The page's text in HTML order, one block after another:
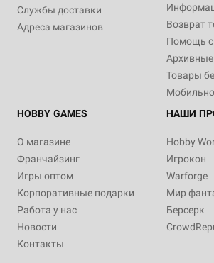
Службы доставки
Адреса магазинов
Возврат
Помощь с
Товары
HOBBY GAMES
О магазине
Франчайзинг
Игры оптом
Корпоративные подарки
Работа у нас
Новости
Контакты
НАШИ
Hobby
Игрокон
Warforge
Мир
Берсерк